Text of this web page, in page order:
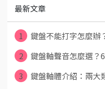
最新文章
1
鍵盤不能打字怎麼
2
鍵盤軸聲音怎麼選
3
鍵盤軸體介紹：兩